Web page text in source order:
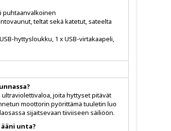
puhtaanvalkoinen
teltat sekä katetut, sateelta
hyttysloukku, 1 x USB-virtakaapeli,
joita hyttyset pitävät
moottorin pyörittämä tuuletin luo
sijaitsevaan tiiviiseen säiliöön.
unta?